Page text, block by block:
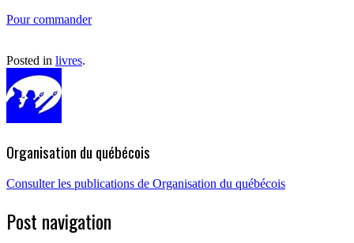
Pour commander
Posted in livres.
Organisation du québécois
Consulter les publications de Organisation du québécois
Post navigation